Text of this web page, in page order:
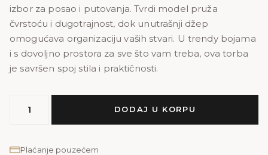
izbor za posao i putovanja. Tvrdi model pruža
čvrstoću i dugotrajnost, dok unutrašnji džep
omogućava organizaciju vaših stvari. U trendy bojama
i s dovoljno prostora za sve što vam treba, ova torba
je savršen spoj stila i praktičnosti.
NELLA
količina
DODAJ U KORPU
Plaćanje pouzećem